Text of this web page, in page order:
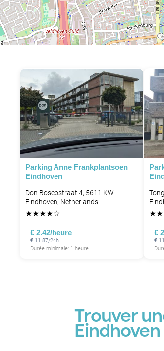
Parking Anne Frankplantsoen
Eindhoven
Don Boscostraat 4, 5611 KW
Eindhoven, Netherlands
★★★★☆
€ 2.42/heure
€ 11.87/24h
Durée minimale: 1 heure
★★
€
€
Trouver
Eindhoven